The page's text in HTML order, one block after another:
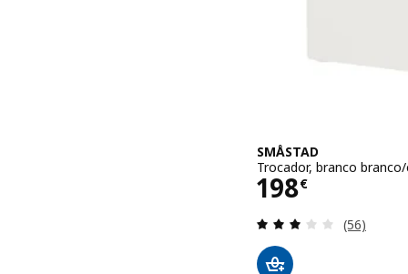
SMÅSTAD
Trocador, branco
198€
Preço 198€
(56)